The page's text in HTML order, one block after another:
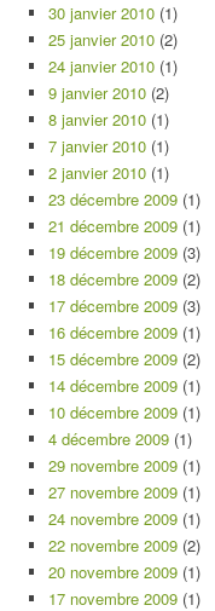
30 janvier 2010 (1)
25 janvier 2010 (2)
24 janvier 2010 (1)
9 janvier 2010 (2)
8 janvier 2010 (1)
7 janvier 2010 (1)
2 janvier 2010 (1)
23 décembre 2009 (1)
21 décembre 2009 (1)
19 décembre 2009 (3)
18 décembre 2009 (2)
17 décembre 2009 (3)
16 décembre 2009 (1)
15 décembre 2009 (2)
14 décembre 2009 (1)
10 décembre 2009 (1)
4 décembre 2009 (1)
29 novembre 2009 (1)
27 novembre 2009 (1)
24 novembre 2009 (1)
22 novembre 2009 (2)
20 novembre 2009 (1)
17 novembre 2009 (1)